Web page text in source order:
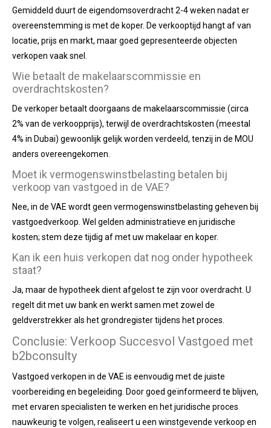
Gemiddeld duurt de eigendomsoverdracht 2-4 weken nadat er
overeenstemming is met de koper. De verkooptijd hangt af van
locatie, prijs en markt, maar goed gepresenteerde objecten
verkopen vaak snel.
Wie betaalt de makelaarscommissie en
overdrachtskosten?
De verkoper betaalt doorgaans de makelaarscommissie (circa
2% van de verkoopprijs), terwijl de overdrachtskosten (meestal
4% in Dubai) gewoonlijk gelijk worden verdeeld, tenzij in de MOU
anders overeengekomen.
Moet ik vermogenswinstbelasting betalen bij
verkoop van vastgoed in de VAE?
Nee, in de VAE wordt geen vermogenswinstbelasting geheven bij
vastgoedverkoop. Wel gelden administratieve en juridische
kosten; stem deze tijdig af met uw makelaar en koper.
Kan ik een huis verkopen dat nog onder hypotheek
staat?
Ja, maar de hypotheek dient afgelost te zijn voor overdracht. U
regelt dit met uw bank en werkt samen met zowel de
geldverstrekker als het grondregister tijdens het proces.
Conclusie: Verkoop Succesvol Vastgoed met
b2bconsulty
Vastgoed verkopen in de VAE is eenvoudig met de juiste
voorbereiding en begeleiding. Door goed geïnformeerd te blijven,
met ervaren specialisten te werken en het juridische proces
nauwkeurig te volgen, realiseert u een winstgevende verkoop en